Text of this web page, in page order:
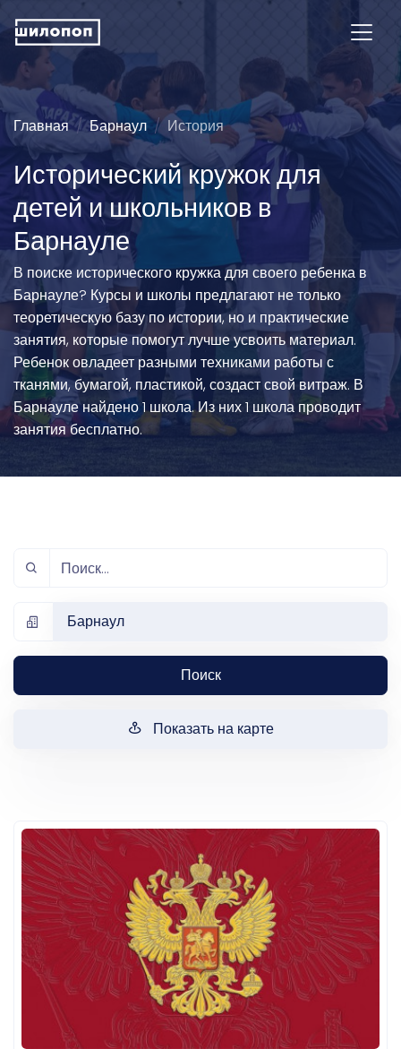
Главная Барнаул История
Исторический кружок для
детей и школьников в
Барнауле
В поиске исторического кружка для своего ребенка в
Барнауле? Курсы и школы предлагают не только
теоретическую базу по истории, но и практические
занятия, которые помогут лучше усвоить материал.
Ребенок овладеет разными техниками работы с
тканями, бумагой, пластикой, создаст свой витраж. В
Барнауле найдено 1 школа. Из них 1 школа проводит
занятия бесплатно.
Барнаул
Поиск
Показать на карте